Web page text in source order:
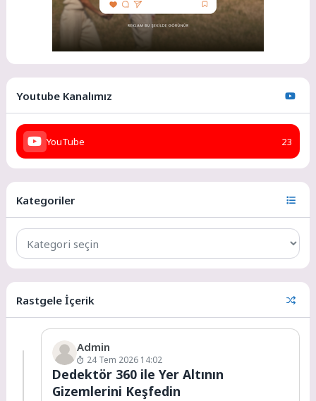
Youtube Kanalımız
YouTube 23
Kategoriler
Rastgele İçerik
Admin
24 Tem 2026 14:02
Dedektör 360 ile Yer Altının
Gizemlerini Keşfedin